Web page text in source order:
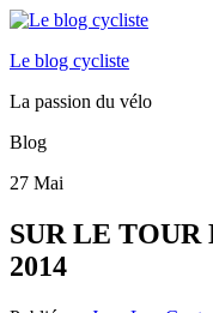
Le blog cycliste
La passion du vélo
Blog
27 Mai
SUR LE
2014